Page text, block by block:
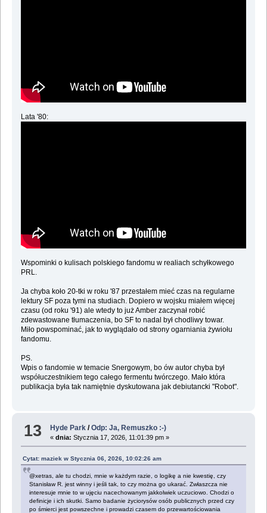
Lata '80:
Wspominki o kulisach polskiego fandomu w realiach schyłkowego
PRL.
Ja chyba koło 20-tki w roku '87 przestałem mieć czas na regularne
lektury SF poza tymi na studiach. Dopiero w wojsku miałem więcej
czasu (od roku '91) ale wtedy to już Amber zaczynał robić
zdewastowane tłumaczenia, bo SF to nadal był chodliwy towar.
Miło powspominać, jak to wyglądało od strony ogarniania żywiołu
fandomu.
PS.
Wpis o fandomie w temacie Snergowym, bo ów autor chyba był
współuczestnikiem tego całego fermentu twórczego. Mało która
publikacja była tak namiętnie dyskutowana jak debiutancki "Robot".
13 Hyde Park /Odp: Ja, Remuszko :-)
«dnia: Stycznia 17, 2026, 11:01:39 pm »
Cytat: maziek w Stycznia 06, 2026, 10:02:26 am
@xetras, ale tu chodzi, mnie w każdym razie, o logikę a nie kwestię, czy
Stanisław R. jest winny i jeśli tak, to czy można go ukarać. Zwłaszcza nie
interesuje mnie to w ujęciu nacechowanym jakkolwiek uczuciowo. Chodzi o
definicje i ich skutki. Samo badanie życiorysów osób publicznych przed czy
po śmierci jest powszechne i prowadzi czasem do przewartościowania